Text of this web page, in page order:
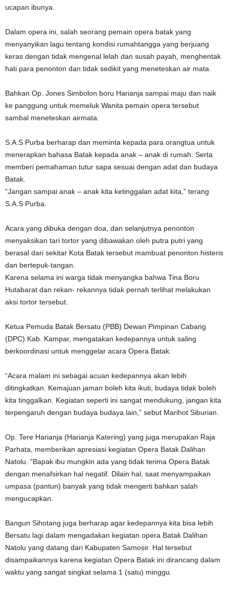
ucapan ibunya.
Dalam opera ini, salah seorang pemain opera batak yang
menyanyikan lagu tentang kondisi rumahtangga yang berjuang
keras dengan tidak mengenal lelah dan susah payah, menghentak
hati para penonton dan tidak sedikit yang meneteskan air mata.
Bahkan Op. Jones Simbolon boru Harianja sampai maju dan naik
ke panggung untuk memeluk Wanita pemain opera tersebut
sambal meneteskan airmata.
S.A.S Purba berharap dan meminta kepada para orangtua untuk
menerapkan bahasa Batak kepada anak – anak di rumah. Serta
memberi pemahaman tutur sapa sesuai dengan adat dan budaya
Batak.
“Jangan sampai anak – anak kita ketinggalan adat kita,” terang
S.A.S Purba.
Acara yang dibuka dengan doa, dan selanjutnya penonton
menyaksikan tari tortor yang dibawakan oleh putra putri yang
berasal dari sekitar Kota Batak tersebut mambuat penonton histeris
dan bertepuk-tangan.
Karena selama ini warga tidak menyangka bahwa Tina Boru
Hutabarat dan rekan- rekannya tidak pernah terlihat melakukan
aksi tortor tersebut.
Ketua Pemuda Batak Bersatu (PBB) Dewan Pimpinan Cabang
(DPC) Kab. Kampar, mengatakan kedepannya untuk saling
berkoordinasi untuk menggelar acara Opera Batak.
“Acara malam ini sebagai acuan kedepannya akan lebih
ditingkatkan. Kemajuan jaman boleh kita ikuti, budaya tidak boleh
kita tinggalkan. Kegiatan seperti ini sangat mendukung, jangan kita
terpengaruh dengan budaya budaya lain,” sebut Marihot Siburian.
Op. Tere Harianja (Harianja Katering) yang juga merupakan Raja
Parhata, memberikan apresiasi kegiatan Opera Batak Dalihan
Natolu. “Bapak ibu mungkin ada yang tidak terima Opera Batak
dengan menafsirkan hal negatif. Dilain hal, saat menyampaikan
umpasa (pantun) banyak yang tidak mengerti bahkan salah
mengucapkan.
Bangun Sihotang juga berharap agar kedepannya kita bisa lebih
Bersatu lagi dalam mengadakan kegiatan opera Batak Dalihan
Natolu yang datang dari Kabupaten Samosir. Hal tersebut
disampaikannya karena kegiatan Opera Batak ini dirancang dalam
waktu yang sangat singkat selama 1 (satu) minggu.